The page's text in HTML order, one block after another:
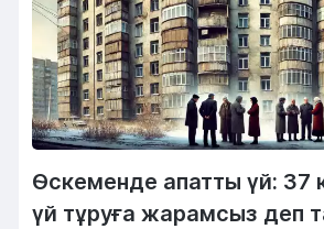
Өскеменде апатты үй: 37
үй тұруға жарамсыз деп